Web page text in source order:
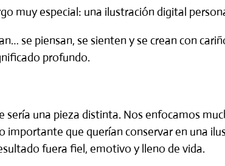
muy especial: una ilustración digital
se piensan, se sienten y se crean con
profundo.
sería una pieza distinta. Nos enfocamos
importante que querían conservar en una
fuera fiel, emotivo y lleno de vida.